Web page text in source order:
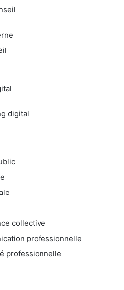
digital
collective
professionnelle
professionnelle